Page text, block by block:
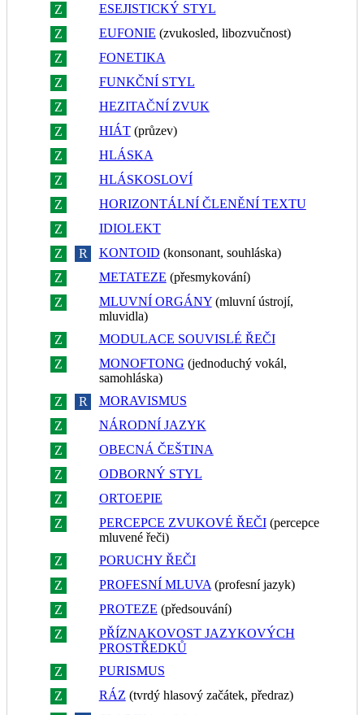
Z
ESEJISTICKÝ STYL
Z
EUFONIE (zvukosled, libozvučnost)
Z
FONETIKA
Z
FUNKČNÍ STYL
Z
HEZITAČNÍ ZVUK
Z
HIÁT(průzev)
Z
HLÁSKA
Z
HLÁSKOSLOVÍ
Z
HORIZONTÁLNÍ ČLENĚNÍ TEXTU
Z
IDIOLEKT
Z
R KONTOID (konsonant, souhláska)
Z
METATEZE (přesmykování)
Z
MLUVNÍ ORGÁNY(mluvní ústrojí,
mluvidla)
Z
MODULACE SOUVISLÉ ŘEČI
Z
MONOFTONG (jednoduchý vokál,
samohláska)
Z
R
MORAVISMUS
Z
NÁRODNÍ JAZYK
Z
OBECNÁ ČEŠTINA
Z
ODBORNÝ STYL
Z
ORTOEPIE
Z
PERCEPCE ZVUKOVÉ ŘEČI(percepce
mluvené řeči)
Z
PORUCHY ŘEČI
Z
PROFESNÍ MLUVA (profesní jazyk)
Z
PROTEZE (předsouvání)
Z
PŘÍZNAKOVOST JAZYKOVÝCH
PROSTŘEDKŮ
Z
PURISMUS
Z
RÁZ (tvrdý hlasový začátek, předraz)